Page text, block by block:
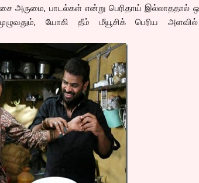
அருமை, பாடல்கள் என்று பெரிதாய் இல்லாததால்
யோகி தீம் மீயூசிக் பெரிய